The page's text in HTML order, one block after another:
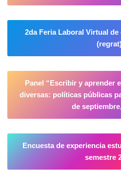
2da Feria Laboral Virtual
Panel “Escribir y aprender
diversas: políticas públicas
de
Encuesta de experiencia
semestre